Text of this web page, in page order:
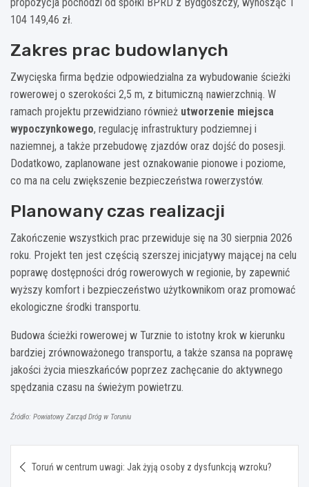
104 149,46 zł.
Zakres prac budowlanych
Zwycięska firma będzie odpowiedzialna za wybudowanie ścieżki
rowerowej o szerokości 2,5 m, z bitumiczną nawierzchnią. W
ramach projektu przewidziano również utworzenie miejsca
wypoczynkowego, regulację infrastruktury podziemnej i
naziemnej, a także przebudowę zjazdów oraz dojść do posesji.
Dodatkowo, zaplanowane jest oznakowanie pionowe i poziome,
co ma na celu zwiększenie bezpieczeństwa rowerzystów.
Planowany czas realizacji
Zakończenie wszystkich prac przewiduje się na 30 sierpnia 2026
roku. Projekt ten jest częścią szerszej inicjatywy mającej na celu
poprawę dostępności dróg rowerowych w regionie, by zapewnić
wyższy komfort i bezpieczeństwo użytkownikom oraz promować
ekologiczne środki transportu.
Budowa ścieżki rowerowej w Turznie to istotny krok w kierunku
bardziej zrównoważonego transportu, a także szansa na poprawę
jakości życia mieszkańców poprzez zachęcanie do aktywnego
spędzania czasu na świeżym powietrzu.
Źródło: Powiatowy Zarząd Dróg w Toruniu
wpisu
Toruń w centrum uwagi: Jak żyją osoby z dysfunkcją wzroku?